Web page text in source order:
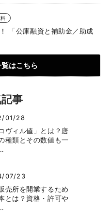
「公庫融資と補助金／助成
はこちら
事
01/28
ヴィル値」とは？唐
種類とその数値も一
07/23
売所を開業するため
とは？資格・許可や